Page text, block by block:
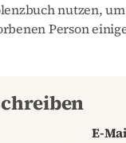
nutzen,
Person
E-